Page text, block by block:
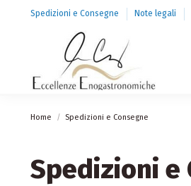
Spedizioni e Consegne Note legali
Home Spedizioni e Consegne
Spedizioni e